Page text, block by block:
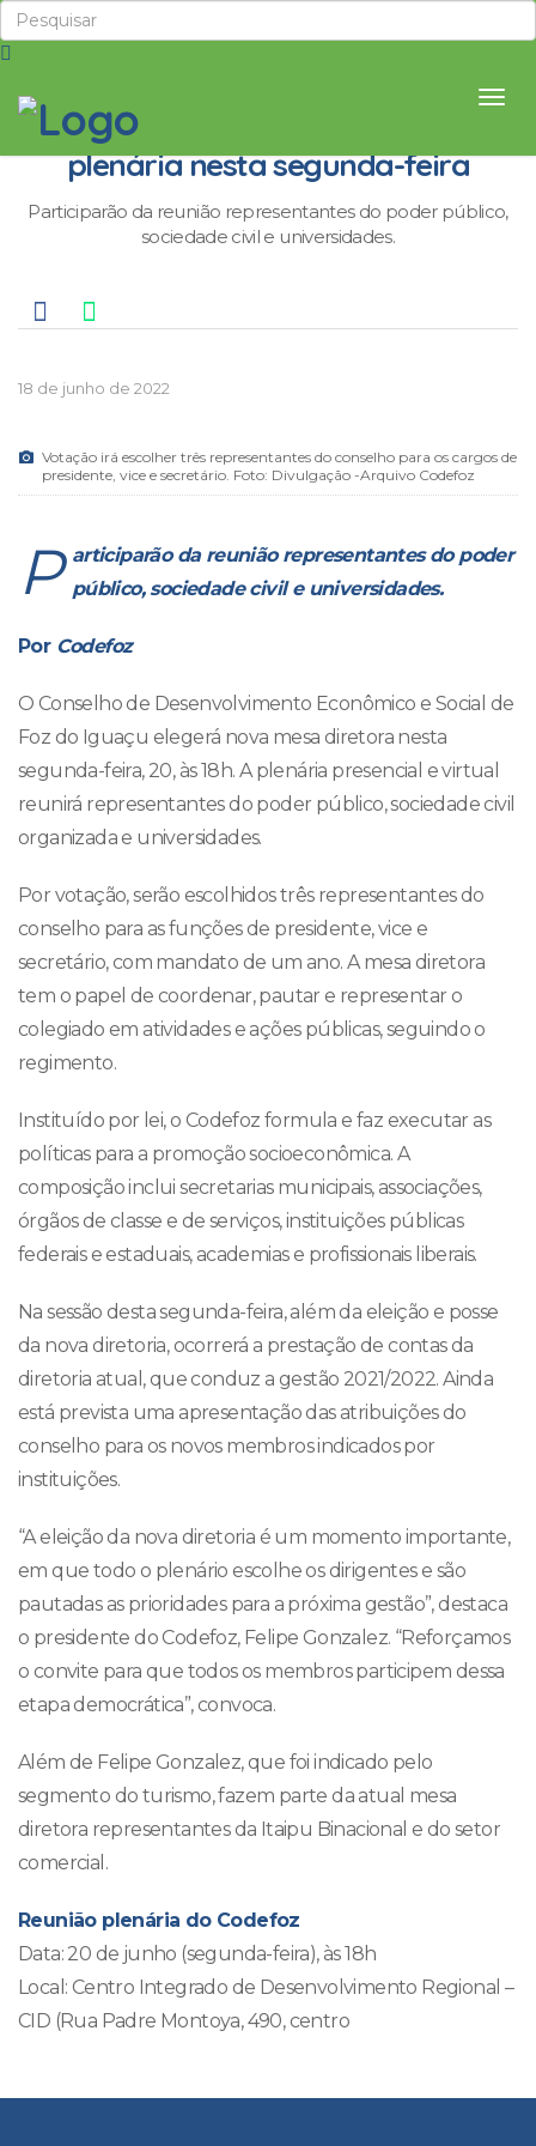
Codefoz elege nova diretoria em
plenária nesta segunda-feira
Participarão da reunião representantes do poder público,
sociedade civil e universidades.
18 de junho de 2022
Votação irá escolher três representantes do conselho para os cargos de
presidente, vice e secretário. Foto: Divulgação -Arquivo Codefoz
P articiparão da reunião representantes do poder
público, sociedade civil e universidades.
Por Codefoz
O Conselho de Desenvolvimento Econômico e Social de
Foz do Iguaçu elegerá nova mesa diretora nesta
segunda-feira, 20, às 18h. A plenária presencial e virtual
reunirá representantes do poder público, sociedade civil
organizada e universidades.
Por votação, serão escolhidos três representantes do
conselho para as funções de presidente, vice e
secretário, com mandato de um ano. A mesa diretora
tem o papel de coordenar, pautar e representar o
colegiado em atividades e ações públicas, seguindo o
regimento.
Instituído por lei, o Codefoz formula e faz executar as
políticas para a promoção socioeconômica. A
composição inclui secretarias municipais, associações,
órgãos de classe e de serviços, instituições públicas
federais e estaduais, academias e profissionais liberais.
Na sessão desta segunda-feira, além da eleição e posse
da nova diretoria, ocorrerá a prestação de contas da
diretoria atual, que conduz a gestão 2021/2022. Ainda
está prevista uma apresentação das atribuições do
conselho para os novos membros indicados por
instituições.
“A eleição da nova diretoria é um momento importante,
em que todo o plenário escolhe os dirigentes e são
pautadas as prioridades para a próxima gestão”, destaca
o presidente do Codefoz, Felipe Gonzalez. “Reforçamos
o convite para que todos os membros participem dessa
etapa democrática”, convoca.
Além de Felipe Gonzalez, que foi indicado pelo
segmento do turismo, fazem parte da atual mesa
diretora representantes da Itaipu Binacional e do setor
comercial.
Reunião plenária do Codefoz
Data: 20 de junho (segunda-feira), às 18h
Local: Centro Integrado de Desenvolvimento Regional –
CID (Rua Padre Montoya, 490, centro